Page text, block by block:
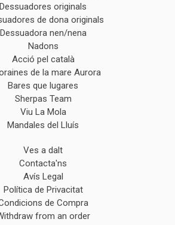
Dessuadores originals
de dona originals
Dessuadora nen/nena
Nadons
Acció pel català
de la mare Aurora
Bares que lugares
Sherpas Team
Viu La Mola
Mandales del Lluís
Ves a dalt
Contacta'ns
Avís Legal
Política de Privacitat
de Compra
from an order